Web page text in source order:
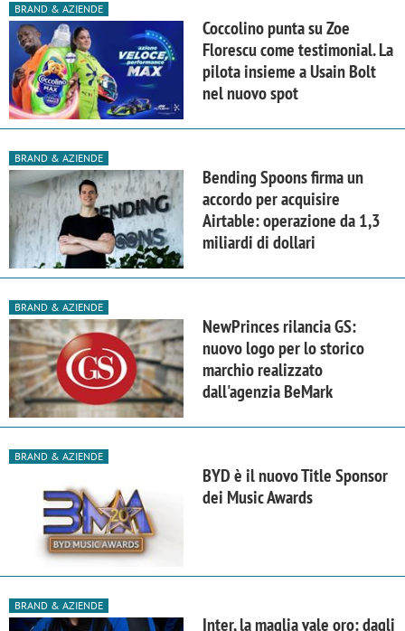
BRAND & AZIENDE
Coccolino punta su Zoe
Florescu come testimonial. La
pilota insieme a Usain Bolt
nel nuovo spot
BRAND & AZIENDE
Bending Spoons firma un
accordo per acquisire
Airtable: operazione da 1,3
miliardi di dollari
BRAND & AZIENDE
NewPrinces rilancia GS:
nuovo logo per lo storico
marchio realizzato
dall'agenzia BeMark
BRAND & AZIENDE
BYD è il nuovo Title Sponsor
dei Music Awards
BRAND & AZIENDE
Inter, la maglia vale oro: dagli